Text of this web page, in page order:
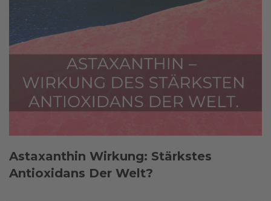
Astaxanthin Wirkung: Stärkstes
Antioxidans Der Welt?